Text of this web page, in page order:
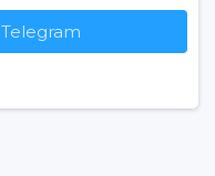
Telegram